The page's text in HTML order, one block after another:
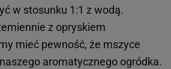
w stosunku 1:1 z wodą.
z opryskiem
mieć pewność, że mszyce
aromatycznego ogródka.